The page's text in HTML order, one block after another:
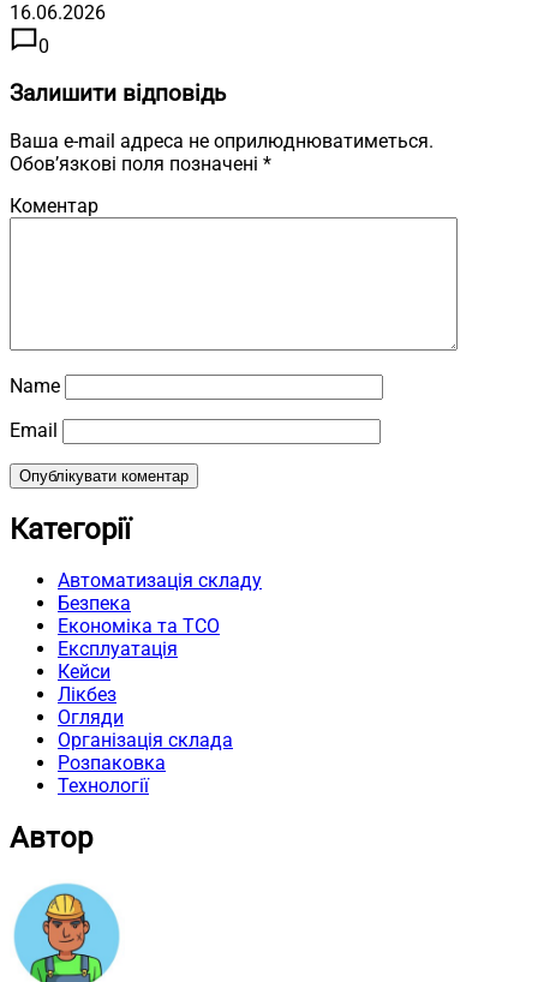
16.06.2026
0
Залишити відповідь
Ваша e-mail адреса не оприлюднюватиметься.
Обов’язкові поля позначені *
Коментар
Name
Email
Категорії
Автоматизація складу
Безпека
Економіка та TCO
Експлуатація
Кейси
Лікбез
Огляди
Організація склада
Розпаковка
Технології
Автор